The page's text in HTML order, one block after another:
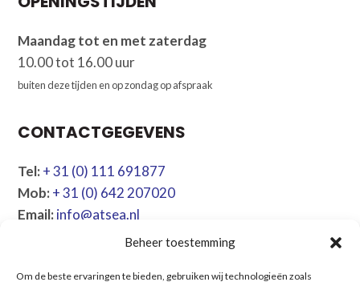
Beheer toestemming
Om de beste ervaringen te bieden, gebruiken wij technologieën zoals
Maandag tot en met zaterdag
10.00 tot 16.00 uur
buiten deze tijden en op zondag op afspraak
CONTACTGEGEVENS
Tel: + 31 (0) 111 691877
Mob: + 31 (0) 642 207020
Email:info@atsea.nl
NAVIGATIE